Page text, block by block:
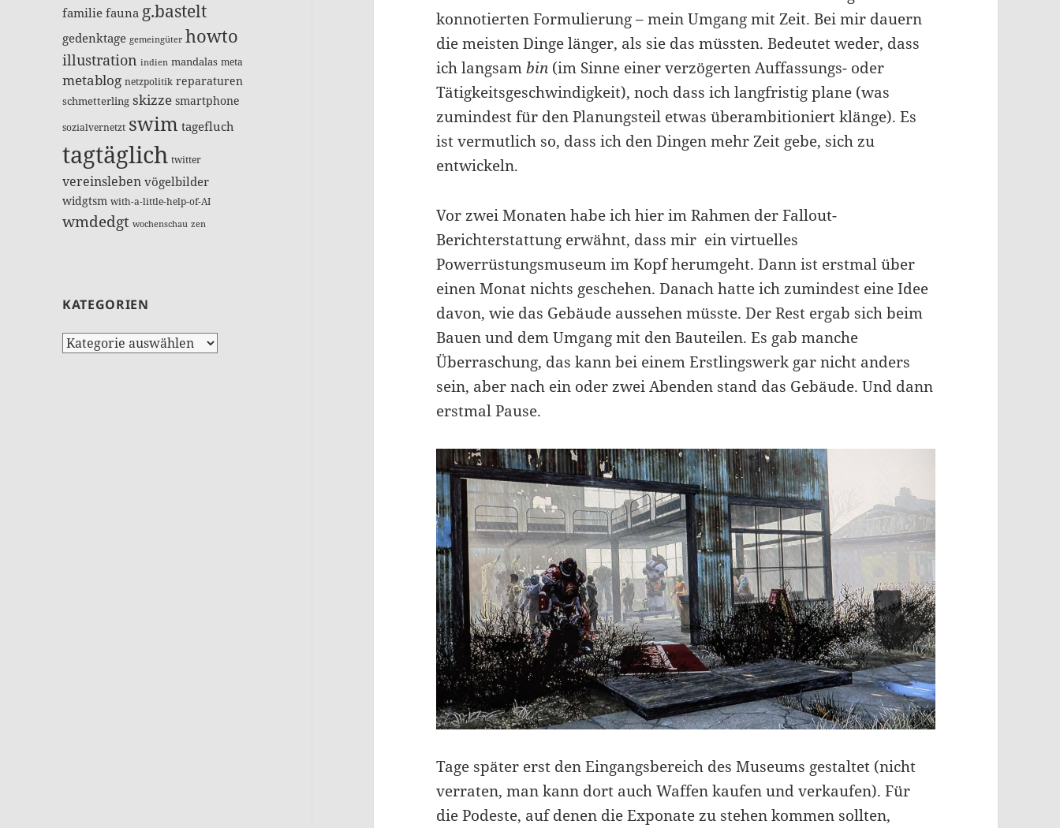
familie fauna g.bastelt
gedenktage gemeingüter howto
illustration indien mandalas meta
metablog netzpolitik reparaturen
schmetterling skizze smartphone
sozialvernetzt swim tagefluch
tagtäglich twitter
vereinsleben vögelbilder
widgtsm with-a-little-help-of-AI
wmdedgt wochenschau zen
KATEGORIEN
Kategorien
konnotierten Formulierung – mein Umgang mit Zeit. Bei mir dauern
die meisten Dinge länger, als sie das müssten. Bedeutet weder, dass
ich langsambin (im Sinne einer verzögerten Auffassungs- oder
Tätigkeitsgeschwindigkeit), noch dass ich langfristig plane (was
zumindest für den Planungsteil etwas überambitioniert klänge). Es
ist vermutlich so, dass ich den Dingen mehr Zeit gebe, sich zu
entwickeln.
Vor zwei Monaten habe ich hier im Rahmen der Fallout-
Berichterstattung erwähnt, dass mir ein virtuelles
Powerrüstungsmuseum im Kopf herumgeht. Dann ist erstmal über
einen Monat nichts geschehen. Danach hatte ich zumindest eine Idee
davon, wie das Gebäude aussehen müsste. Der Rest ergab sich beim
Bauen und dem Umgang mit den Bauteilen. Es gab manche
Überraschung, das kann bei einem Erstlingswerk gar nicht anders
sein, aber nach ein oder zwei Abenden stand das Gebäude. Und dann
erstmal Pause.
Tage später erst den Eingangsbereich des Museums gestaltet (nicht
verraten, man kann dort auch Waffen kaufen und verkaufen). Für
die Podeste, auf denen die Exponate zu stehen kommen sollten,